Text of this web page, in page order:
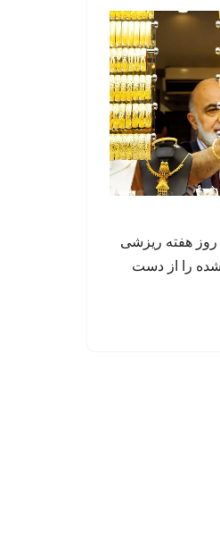
هفته ریزشی
را از دست